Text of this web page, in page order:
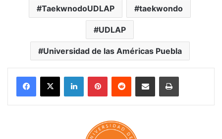
TaekwnodoUDLAP taekwondo
UDLAP
Universidad de las Américas Puebla
LinkedInPinterestReddit Share via Email Print